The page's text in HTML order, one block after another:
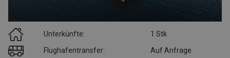
Unterkünfte: 1 Stk
Flughafentransfer: Auf Anfrage